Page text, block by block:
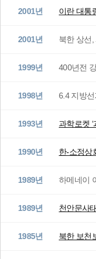
2001년 이란 대통
2001년 북한 상선
1999년 400년전
1998년 6.4 지방선
1993년 과학로켓
1990년 한-소정상
1989년 하메네이
1989년 천안문사
1985년 북한 보천